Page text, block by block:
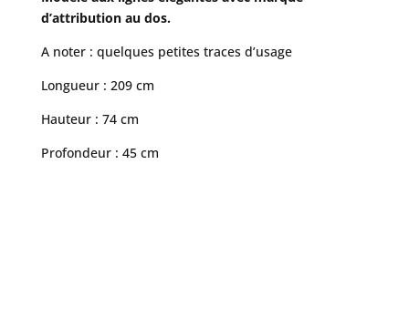
d’attribution au dos.
A noter : quelques petites traces d’usage
Longueur : 209 cm
Hauteur : 74 cm
Profondeur : 45 cm